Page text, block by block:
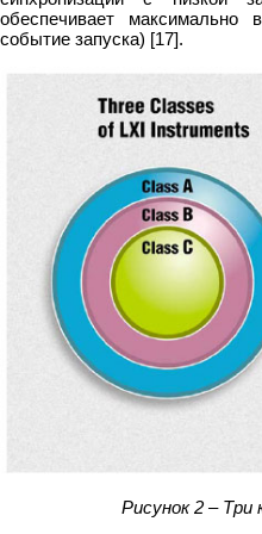
обеспечивает максимально
событие запуска) [17].
Рисунок 2 – Три